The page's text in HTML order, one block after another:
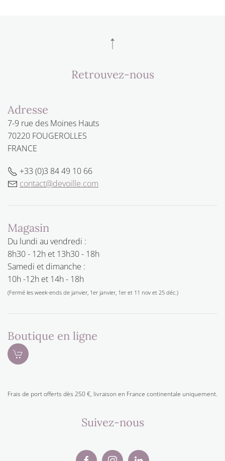
Retrouvez-nous
Adresse
7-9 rue des Moines Hauts
70220 FOUGEROLLES
FRANCE
+33 (0)3 84 49 10 66
contact@devoille.com
Magasin
Du lundi au vendredi :
8h30 - 12h et 13h30 - 18h
Samedi et dimanche :
10h -12h et 14h - 18h
(Fermé les week-ends de janvier, 1er janvier, 1er et 11 nov et 25 déc.)
Boutique en ligne
Frais de port offerts dès 250 €, livraison en France continentale uniquement.
Suivez-nous